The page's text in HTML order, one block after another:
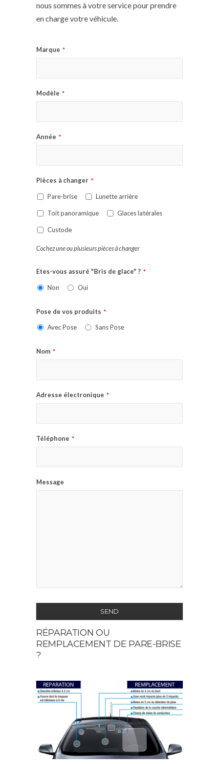
nous sommes à votre service pour prendre
en charge votre véhicule.
Marque *
Modèle *
Année *
Pièces à changer *
Pare-brise Lunette arrière
Toit panoramique Glaces latérales
Custode
Cochez une ou plusieurs pièces à changer
Etes-vous assuré "Bris de glace" ? *
Non Oui
Pose de vos produits *
Avec Pose Sans Pose
Nom *
Adresse électronique *
Téléphone *
Message
SEND
This
field
should
left
blank
RÉPARATION OU
REMPLACEMENT DE PARE-BRISE
?